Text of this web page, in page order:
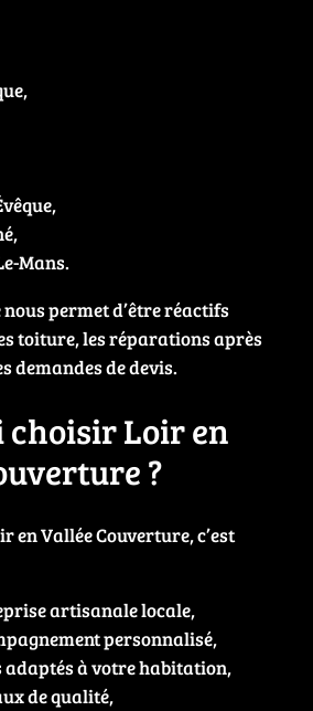
Mans.
permet d’être réactifs
toiture, les réparations après
demandes de devis.
choisir Loir en
?
en Vallée Couverture, c’est
artisanale locale,
personnalisé,
adaptés à votre habitation,
de qualité,